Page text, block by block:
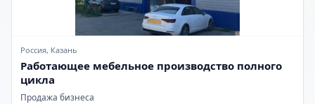
Россия, Казань
Работающее мебельное производство полного
цикла
Продажа бизнеса